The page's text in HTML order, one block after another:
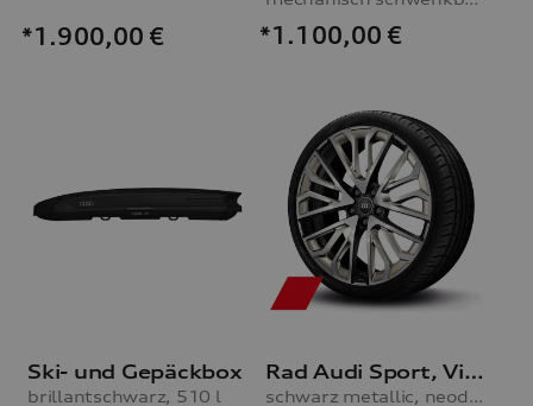
*1.900,00 € *1.100,00 €
Ski- und Gepäckbox
brillantschwarz, 510 l
Rad Audi Sport, Vielspeichen-S mit RS-Schriftzug
schwarz metallic, neodymgold matt, glanzgedreht, 8,5Jx20, Reifen 245/35 R20 98Y XL